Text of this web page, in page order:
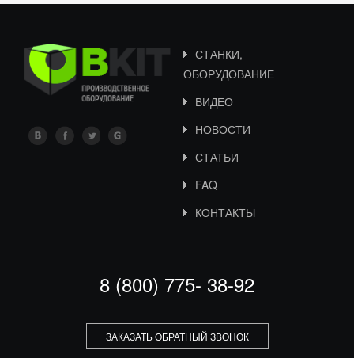
СТАНКИ,
ОБОРУДОВАНИЕ
ВИДЕО
НОВОСТИ
СТАТЬИ
FAQ
КОНТАКТЫ
8 (800) 775- 38-92
ЗАКАЗАТЬ ОБРАТНЫЙ ЗВОНОК